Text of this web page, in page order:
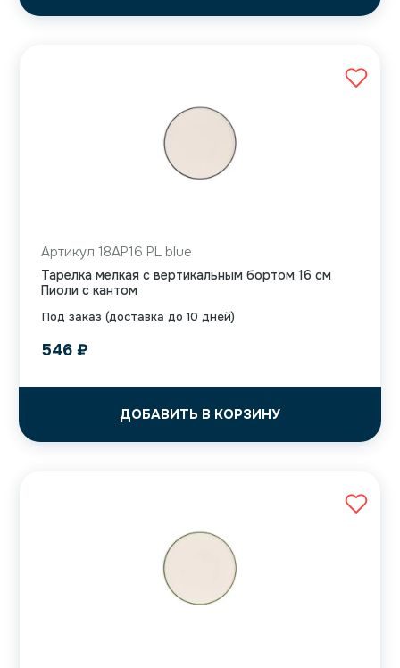
Под заказ (доставка до 10 дней)
Артикул 18AP16 PL blue
Тарелка мелкая с вертикальным бортом 16 см
Пиоли с кантом
546 ₽
ДОБАВИТЬ В КОРЗИНУ